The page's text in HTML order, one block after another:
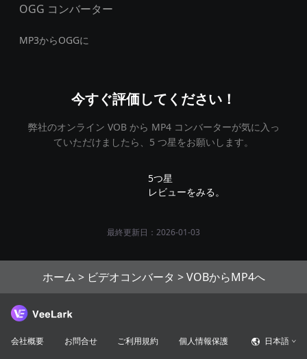
OGG コンバーター
MP3からOGGに
今すぐ評価してください！
弊社のオンライン VOB から MP4 コンバーターが気に入っ
ていただけましたら、5 つ星をお願いします。
5つ星
レビューをみる。
最終更新日：2026-01-03
ホーム > ビデオコンバータ >VOBからMP4へ
会社概要 お問合せ ご利用規約 個人情報保護 日本語